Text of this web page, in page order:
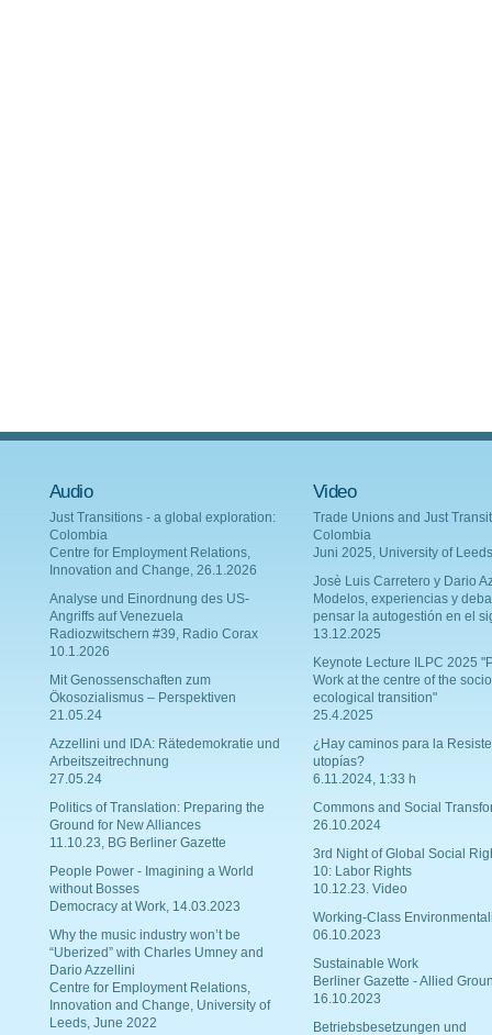
Audio
Just Transitions - a global exploration:
Colombia
Centre for Employment Relations,
Innovation and Change, 26.1.2026
Analyse und Einordnung des US-
Angriffs auf Venezuela
Radiozwitschern #39, Radio Corax
10.1.2026
Mit Genossenschaften zum
Ökosozialismus – Perspektiven
21.05.24
Azzellini und IDA: Rätedemokratie und
Arbeitszeitrechnung
27.05.24
Politics of Translation: Preparing the
Ground for New Alliances
11.10.23, BG Berliner Gazette
People Power - Imagining a World
without Bosses
Democracy at Work, 14.03.2023
Why the music industry won’t be
“Uberized” with Charles Umney and
Dario Azzellini
Centre for Employment Relations,
Innovation and Change, University of
Leeds, June 2022
Video
Trade Unions and Just
Colombia
Juni 2025, University of Leeds
Josè Luis Carretero y Dario
Modelos, experiencias y
pensar la autogestión en el
13.12.2025
Keynote Lecture ILPC 2025
Work at the centre of the
ecological transition"
25.4.2025
¿Hay caminos para la
utopías?
6.11.2024, 1:33 h
Commons and Social
26.10.2024
3rd Night of Global Social
10: Labor Rights
10.12.23. Video
Working-Class
06.10.2023
Sustainable Work
Berliner Gazette - Allied
16.10.2023
Betriebsbesetzungen und